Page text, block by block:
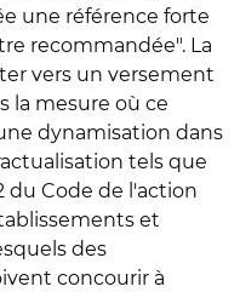
une référence forte
recommandée". La
vers un versement
la mesure où ce
dynamisation dans
tels que
du Code de l'action
et
des
concourir à